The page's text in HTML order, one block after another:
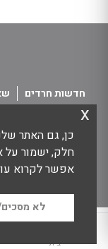
בית
כן, גם האתר
חלק, ישמור על
אפשר לקרוא
לא
x
חדשות חרדים
כל